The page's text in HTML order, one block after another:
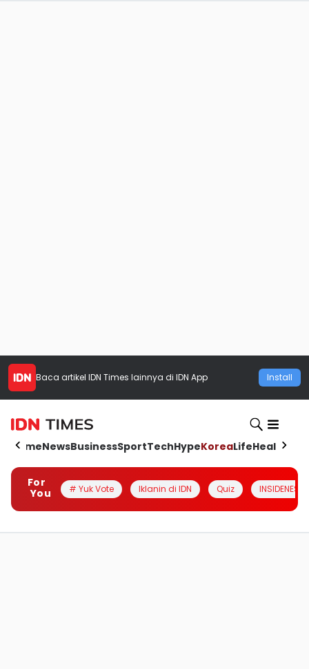
Baca artikel IDN Times lainnya di IDN App Install
HomeNewsBusinessSportTechHypeKoreaLifeHealth
For
You
# Yuk Vote Iklanin di IDN Quiz INSIDENESIA